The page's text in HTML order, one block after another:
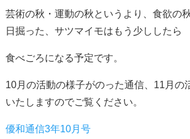
芸術の秋・運動の秋というより、食欲の
日掘った、サツマイモはもう少ししたら
食べごろになる予定です。
10月の活動の様子がのった通信、11月の
いたしますのでご覧ください。
優和通信3年10月号